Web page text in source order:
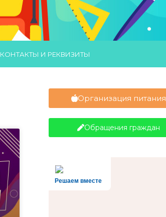
КОНТАКТЫ И РЕКВИЗИТЫ
Организация питания
Обращения граждан
Решаем вместе